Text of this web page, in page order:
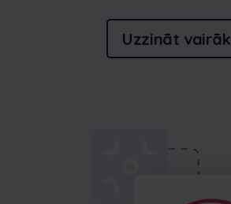
Uzzināt vairāk